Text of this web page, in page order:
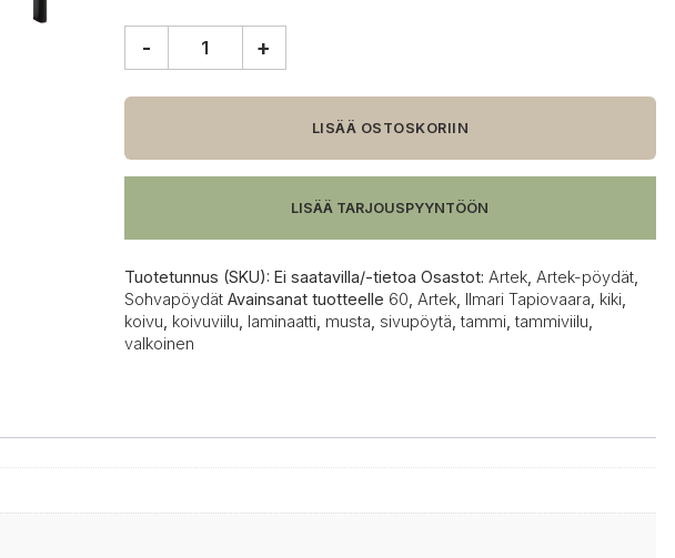
sivupöytä
- +
LISÄÄ OSTOSKORIIN
LISÄÄ TARJOUSPYYNTÖÖN
Tuotetunnus (SKU): Ei saatavilla/-tietoa Osastot: Artek, Artek-pöydät,
Sohvapöydät Avainsanat tuotteelle 60 Artek, Ilmari Tapiovaara kiki,
koivu koivuviilu laminaatti, musta sivupöytä ,tammi,tammiviilu
valkoinen